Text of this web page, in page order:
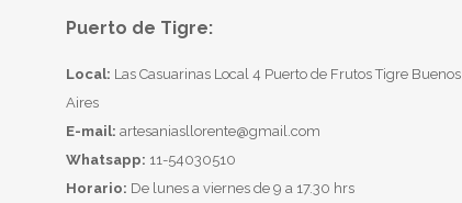
Puerto de Tigre:
Local: Las Casuarinas Local 4 Puerto de Frutos Tigre Buenos
Aires
E-mail: artesaniasllorente@gmail.com
Whatsapp: 11-54030510
Horario: De lunes a viernes de 9 a 17.30 hrs